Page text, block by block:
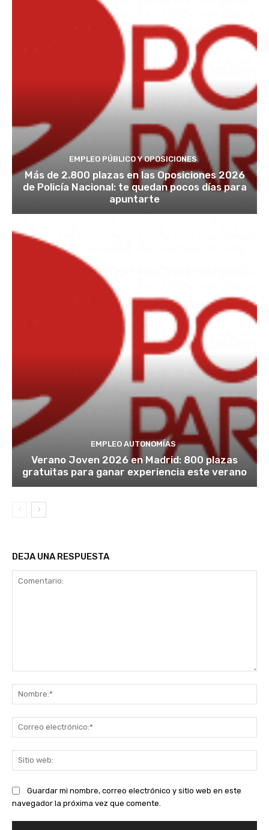
EMPLEO PÚBLICO Y OPOSICIONES
Más de 2.800 plazas en las Oposiciones 2026
de Policía Nacional: te quedan pocos días para
apuntarte
EMPLEO AUTONOMÍAS
Verano Joven 2026 en Madrid: 800 plazas
gratuitas para ganar experiencia este verano
DEJA UNA RESPUESTA
Guardar mi nombre, correo electrónico y sitio web en este
navegador la próxima vez que comente.